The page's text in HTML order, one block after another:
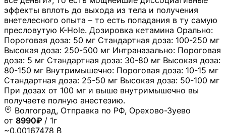
эффекты вплоть до выхода из тела и получения
внетелесного опыта – то есть попадания в ту самую
пресловутую K-Hole. Дозировка кетамина Орально:
Пороговая доза: 50 мг Стандартная доза: 100-250 мг
Высокая доза: 250-500 мг Интраназально: Пороговая
доза: 5 мг Стандартная доза: 30-80 мг Высокая доза:
80-150 мг Внутримышечно: Пороговая доза: 10-15 мг
Стандартная доза: 25-50 мг Высокая доза: 50-100 мг
При дозах от 100 мг и выше внутримышечно вы
получаете полную анестезию.
Волгоград, Отправка по РФ, Орехово-Зуево
от 8990₽ / 1г
~0.00167478 ₿